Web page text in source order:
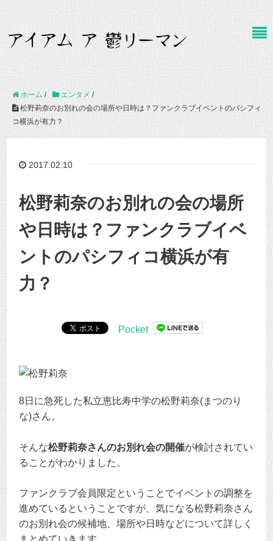
ホーム / エンタメ /
松野莉奈のお別れの会の場所や日時は？ファンクラブイベントのパシフィ
コ横浜が有力？
2017.02.10
松野莉奈のお別れの会の場所
や日時は？ファンクラブイベ
ントのパシフィコ横浜が有
力？
Pocket
8日に急死した私立恵比寿中学の松野莉奈(まつのり
な)さん。
そんな松野莉奈さんのお別れ会の開催が検討されてい
ることがわかりました。
ファンクラブ会員限定ということでイベントの調整を
進めているということですが、気になる松野莉奈さん
のお別れ会の候補地、場所や日時などについて詳しく